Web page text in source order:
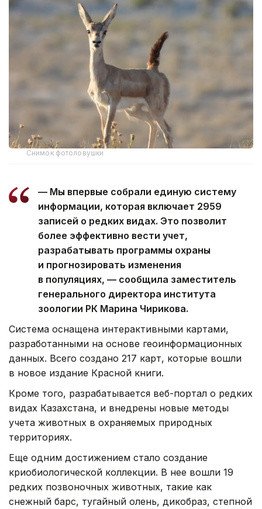
Снимок фотоловушки
— Мы впервые собрали единую систему
информации, которая включает 2959
записей о редких видах. Это позволит
более эффективно вести учет,
разрабатывать программы охраны
и прогнозировать изменения
в популяциях, — сообщила заместитель
генерального директора института
зоологии РК Марина Чирикова.
Система оснащена интерактивными картами,
разработанными на основе геоинформационных
данных. Всего создано 217 карт, которые вошли
в новое издание Красной книги.
Кроме того, разрабатывается веб-портал о редких
видах Казахстана, и внедрены новые методы
учета животных в охраняемых природных
территориях.
Еще одним достижением стало создание
криобиологической коллекции. В нее вошли 19
редких позвоночных животных, такие как
снежный барс, тугайный олень, дикобраз, степной